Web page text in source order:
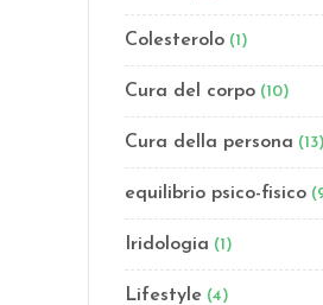
Colesterolo (1)
Cura del corpo (10)
Cura della persona (13)
equilibrio psico-fisico
Iridologia (1)
Lifestyle (4)